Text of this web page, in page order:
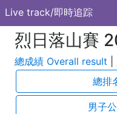
Live track/即時追踪
烈日落山賽
總成績 Overall result
總排
男子